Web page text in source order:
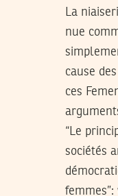
La
nue
cause
ces
“Le
sociétés